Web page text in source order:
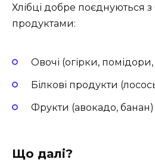
Хлібці добре поєднуються з
продуктами:
Овочі (огірки,
Білкові продукти
Фрукти (авокадо, банан)
Що далі?